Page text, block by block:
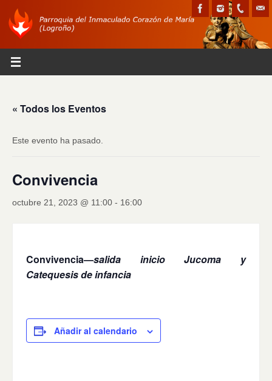
« Todos los Eventos
Este evento ha pasado.
Convivencia
octubre 21, 2023 @ 11:00 - 16:00
Convivencia—salida inicio Jucoma y
Catequesis de infancia
Añadir al calendario